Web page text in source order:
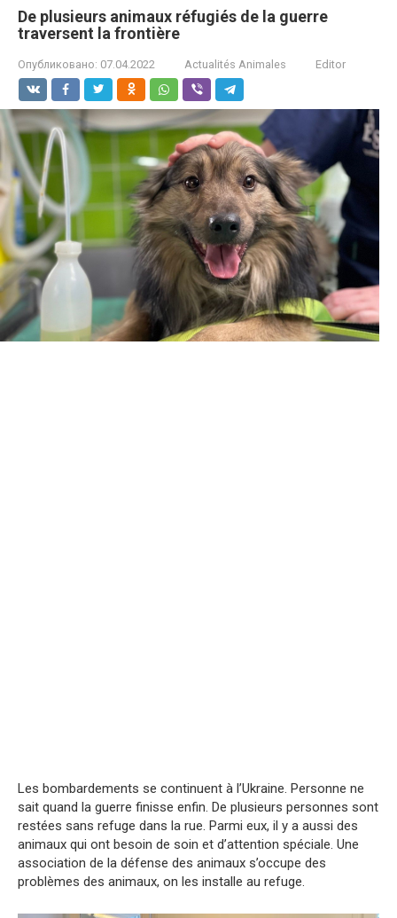
De plusieurs animaux réfugiés de la guerre
traversent la frontière
Опубликовано: 07.04.2022 Actualités Animales Editor
Les bombardements se continuent à l’Ukraine. Personne ne
sait quand la guerre finisse enfin. De plusieurs personnes sont
restées sans refuge dans la rue. Parmi eux, il y a aussi des
animaux qui ont besoin de soin et d’attention spéciale. Une
association de la défense des animaux s’occupe des
problèmes des animaux, on les installe au refuge.